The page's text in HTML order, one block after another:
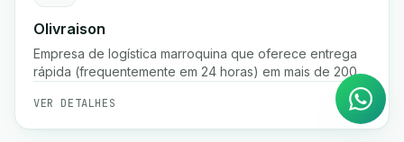
Olivraison
Empresa de logística marroquina que oferece entrega
rápida (frequentemente em 24 horas) em mais de 200
cidades, fulfillment de e-commerce, rastreamento de
encomendas em tempo real, gestão de pagamento na
entrega e serviços de armazenamento.
VER DETALHES
WhatsApp